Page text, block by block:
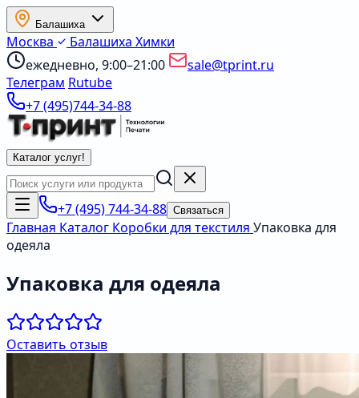
Балашиха
Москва Балашиха Химки
ежедневно, 9:00–21:00
sale@tprint.ru
Телеграм Rutube
+7 (495)744-34-88
Каталог услуг!
+7 (495) 744-34-88 Связаться
Главная Каталог Коробки для текстиля Упаковка для
одеяла
Упаковка для одеяла
Оставить отзыв